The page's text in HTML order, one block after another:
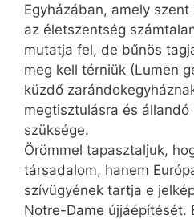
Egyházában, amely
az életszentség
mutatja fel, de bűnös
meg kell térniük (Lumen
küzdő
megtisztulásra és állandó
szüksége.
Örömmel tapasztaljuk,
társadalom, hanem
szívügyének tartja e
Notre-Dame újjáépítését.